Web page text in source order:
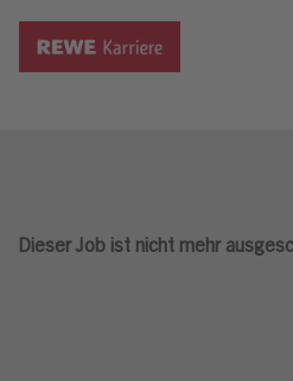
Dieser Job ist nicht mehr